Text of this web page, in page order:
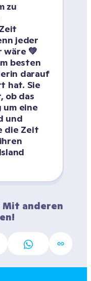
zu
jeder
wäre 💚
besten
darauf
hat. Sie
ob das
um eine
und
die Zeit
Mit anderen